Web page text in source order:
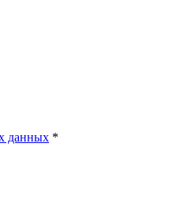
данных *